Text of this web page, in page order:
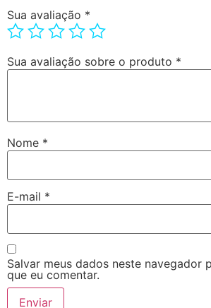
Sua avaliação *
Sua avaliação sobre o produto *
Nome *
E-mail *
Salvar meus dados neste navegador
que eu comentar.